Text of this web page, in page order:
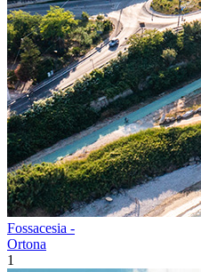
Fossacesia -
Ortona
1